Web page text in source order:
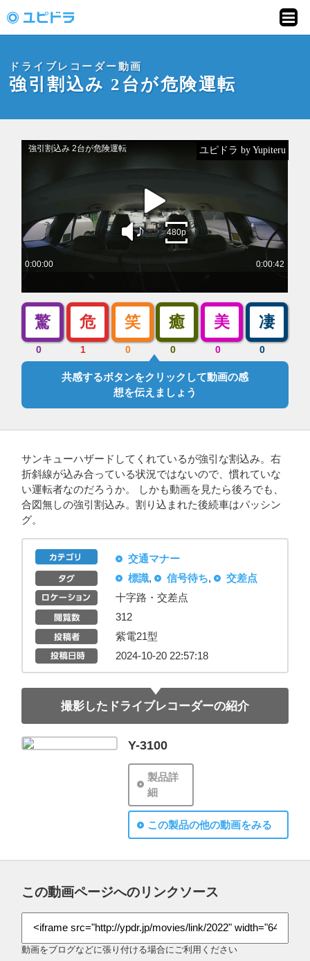
ピドラ」
ドライブレコーダー動画
強引割込み 2台が危険運転
ユピドラ by Yupiteru
驚
0
危
1
笑
0
癒
0
美
0
凄
0
共感するボタンをクリックして動画の感
想を伝えましょう
サンキューハザードしてくれているが強引な割込み。右
折斜線が込み合っている状況ではないので、慣れていな
い運転者なのだろうか。 しかも動画を見たら後ろでも、
合図無しの強引割込み。割り込まれた後続車はパッシン
グ。
交通マナー
標識, 信号待ち,
交差点
十字路・交差点
312
紫電21型
2024-10-20 22:57:18
撮影したドライブレコーダーの紹介
Y-3100
製品詳
細
この製品の他の動画をみる
この動画ページへのリンクソース
動画をブログなどに張り付ける場合にご利用ください